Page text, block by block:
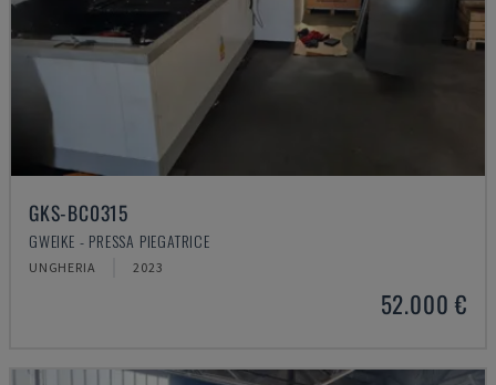
GKS-BC0315
GWEIKE - PRESSA PIEGATRICE
UNGHERIA 2023
52.000 €